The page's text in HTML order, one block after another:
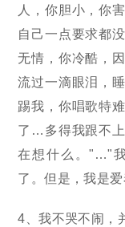
人，你胆小，你
自己一点要求都
无情，你冷酷，
流过一滴眼泪，
踢我，你唱歌特
了…多得我跟不
在想什么。"…"
了。但是，我是爱
4、我不哭不闹，